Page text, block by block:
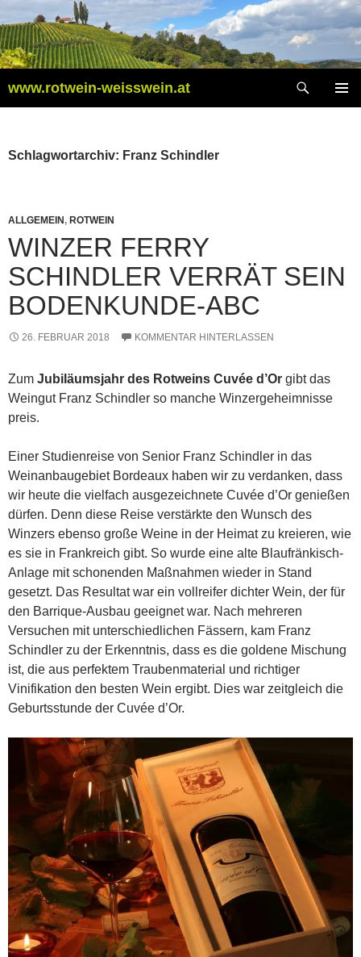
Inhalt
springen
www.rotwein-weisswein.at
Schlagwortarchiv: Franz Schindler
ALLGEMEIN , ROTWEIN
WINZER FERRY
SCHINDLER VERRÄT SEIN
BODENKUNDE-ABC
26. FEBRUAR 2018 KOMMENTAR HINTERLASSEN
Zum Jubiläumsjahr des Rotweins Cuvée d’Or gibt das
Weingut Franz Schindler so manche Winzergeheimnisse
preis.
Einer Studienreise von Senior Franz Schindler in das
Weinanbaugebiet Bordeaux haben wir zu verdanken, dass
wir heute die vielfach ausgezeichnete Cuvée d’Or genießen
dürfen. Denn diese Reise verstärkte den Wunsch des
Winzers ebenso große Weine in der Heimat zu kreieren, wie
es sie in Frankreich gibt. So wurde eine alte Blaufränkisch-
Anlage mit schonenden Maßnahmen wieder in Stand
gesetzt. Das Resultat war ein vollreifer dichter Wein, der für
den Barrique-Ausbau geeignet war. Nach mehreren
Versuchen mit unterschiedlichen Fässern, kam Franz
Schindler zu der Erkenntnis, dass es die goldene Mischung
ist, die aus perfektem Traubenmaterial und richtiger
Vinifikation den besten Wein ergibt. Dies war zeitgleich die
Geburtsstunde der Cuvée d’Or.